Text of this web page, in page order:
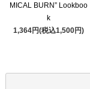
MICAL BURN” Lookboo
k
1,364円(税込1,500円)